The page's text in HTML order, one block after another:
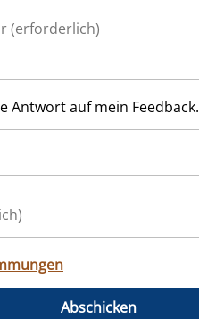
Antwort auf mein Feedback.
Abschicken